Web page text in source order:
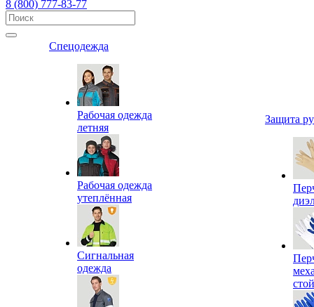
8 (800) 777-83-77
Спецодежда
Рабочая одежда
летняя
Рабочая одежда
утеплённая
Сигнальная
одежда
Защита